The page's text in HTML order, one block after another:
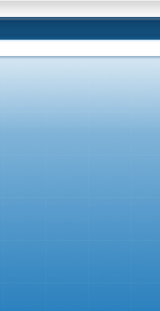
깥먼바다, 제주도남동쪽안쪽먼바다, 제주도남서